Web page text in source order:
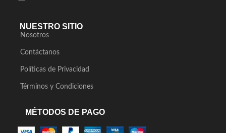
NUESTRO SITIO
Nosotros
Contáctanos
Políticas de Privacidad
Términos y Condiciones
MÉTODOS DE PAGO